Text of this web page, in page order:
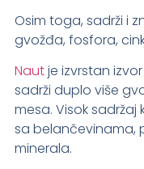
Osim toga, sadrži i
gvožđa, fosfora,
Nautje izvrstan
sadrži duplo više
mesa. Visok
sa belančevinama,
minerala.